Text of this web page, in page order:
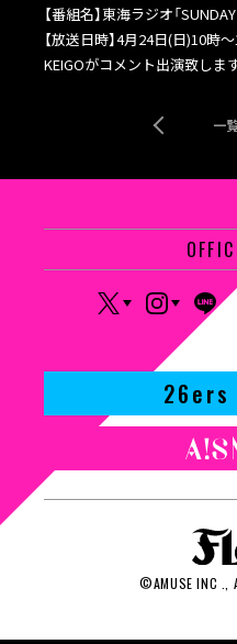
【番組名】東海ラジオ「SUNDAY
【放送日時】4月24日(日)10時
KEIGOがコメント出演致します
一
26ers
©AMUSE INC .,